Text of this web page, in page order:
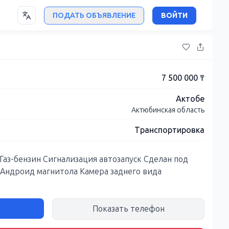
ПОДАТЬ ОБЪЯВЛЕНИЕ ВОЙТИ
7 500 000 ₸
Актобе
Актюбинская область
Транспортировка
бензин Сигнализация автозапуск Сделан под
магнитола Камера заднего вида
Показать телефон